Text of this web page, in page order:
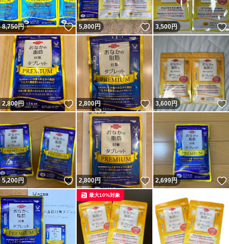
8,750円 いいね！
5,800円 いいね！
3,500円
2,800円 いいね！
2,800円 いいね！
3,600円
5,200円 いいね！
2,800円 いいね！
2,699円
最大10%対象